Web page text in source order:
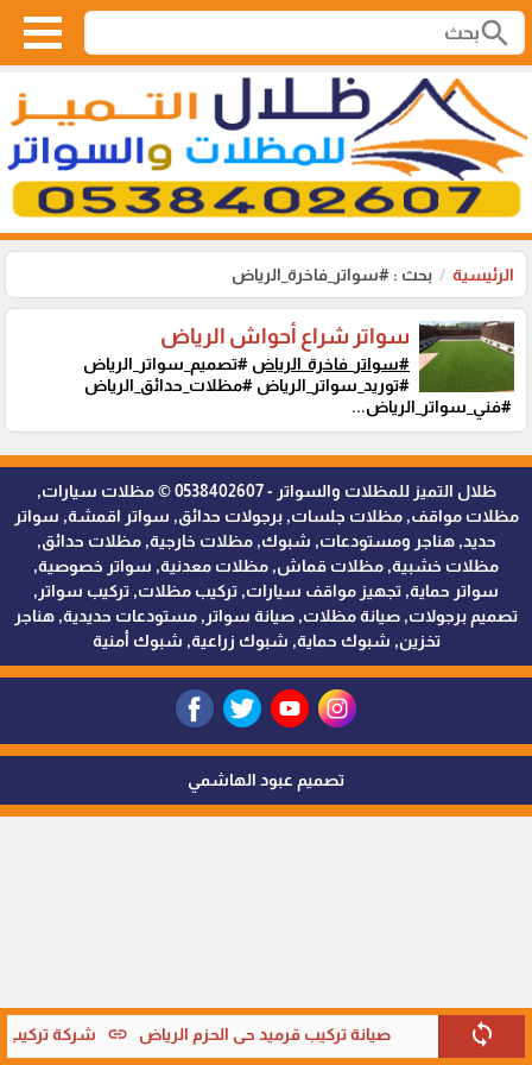
search
الرئيسية بحث : #سواتر_فاخرة_الرياض
sync صيانة تركيب قرميد حي الحزم الرياض link شركة تركيب
سواتر شراع أحواش الرياض
#سواتر_فاخرة_الرياض #تصميم_سواتر_الرياض
#توريد_سواتر_الرياض #مظلات_حدائق_الرياض
#فني_سواتر_الرياض...
ظلال التميز للمظلات والسواتر - 0538402607 © مظلات سيارات,
مظلات مواقف, مظلات جلسات, برجولات حدائق, سواتر اقمشة, سواتر
حديد, هناجر ومستودعات, شبوك, مظلات خارجية, مظلات حدائق,
مظلات خشبية, مظلات قماش, مظلات معدنية, سواتر خصوصية,
سواتر حماية, تجهيز مواقف سيارات, تركيب مظلات, تركيب سواتر,
تصميم برجولات, صيانة مظلات, صيانة سواتر, مستودعات حديدية, هناجر
تخزين, شبوك حماية, شبوك زراعية, شبوك أمنية
تصميم عبود الهاشمي